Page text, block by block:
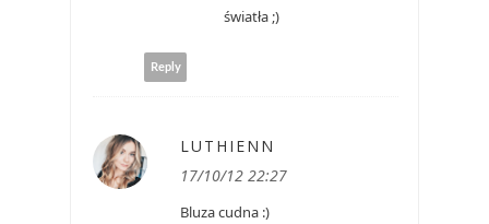
światła ;)
Reply
LUTHIENN
17/10/12 22:27
Bluza cudna :)